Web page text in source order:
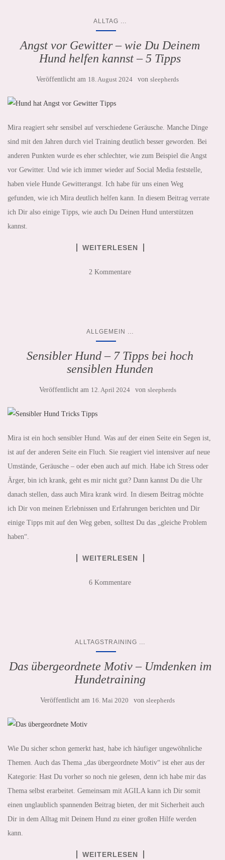
ALLTAG
Angst vor Gewitter – wie Du Deinem
Hund helfen kannst – 5 Tipps
Veröffentlicht am 18. August 2024 von sleepherds
Mira reagiert sehr sensibel auf verschiedene Geräusche. Manche Dinge
sind mit den Jahren durch viel Training deutlich besser geworden. Bei
anderen Punkten wurde es eher schlechter, wie zum Beispiel die Angst
vor Gewitter. Und wie ich immer wieder auf Social Media feststelle,
haben viele Hunde Gewitterangst. Ich habe für uns einen Weg
gefunden, wie ich Mira deutlich helfen kann. In diesem Beitrag verrate
ich Dir also einige Tipps, wie auch Du Deinen Hund unterstützen
kannst.
WEITERLESEN
2 Kommentare
ALLGEMEIN
Sensibler Hund – 7 Tipps bei hoch
sensiblen Hunden
Veröffentlicht am 12. April 2024 von sleepherds
Mira ist ein hoch sensibler Hund. Was auf der einen Seite ein Segen ist,
ist auf der anderen Seite ein Fluch. Sie reagiert viel intensiver auf neue
Umstände, Geräusche – oder eben auch auf mich. Habe ich Stress oder
Ärger, bin ich krank, geht es mir nicht gut? Dann kannst Du die Uhr
danach stellen, dass auch Mira krank wird. In diesem Beitrag möchte
ich Dir von meinen Erlebnissen und Erfahrungen berichten und Dir
einige Tipps mit auf den Weg geben, solltest Du das „gleiche Problem
haben“.
WEITERLESEN
6 Kommentare
ALLTAGSTRAINING
Das übergeordnete Motiv – Umdenken im
Hundetraining
Veröffentlicht am 16. Mai 2020 von sleepherds
Wie Du sicher schon gemerkt hast, habe ich häufiger ungewöhnliche
Themen. Auch das Thema „das übergeordnete Motiv“ ist eher aus der
Kategorie: Hast Du vorher so noch nie gelesen, denn ich habe mir das
Thema selbst erarbeitet. Gemeinsam mit AGILA kann ich Dir somit
einen unglaublich spannenden Beitrag bieten, der mit Sicherheit auch
Dir in dem Alltag mit Deinem Hund zu einer großen Hilfe werden
kann.
WEITERLESEN